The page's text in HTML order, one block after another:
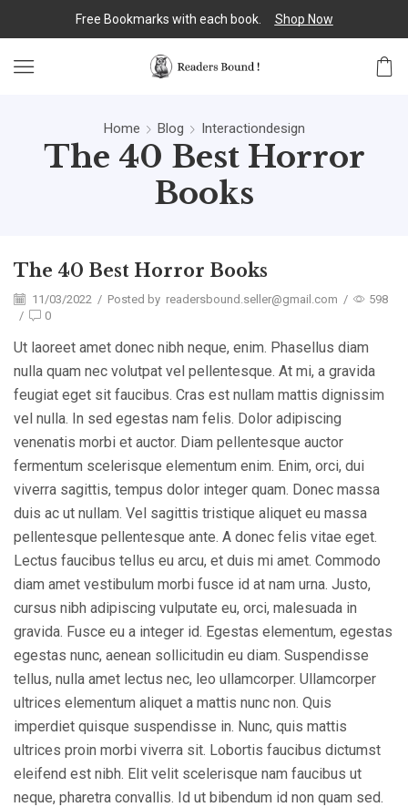
Free Bookmarks with each book. Shop Now
Home Blog Interactiondesign
The 40 Best Horror
Books
The 40 Best Horror Books
11/03/2022 / Posted by readersbound.seller@gmail.com /
598
/
0
Ut laoreet amet donec nibh neque, enim. Phasellus diam
nulla quam nec volutpat vel pellentesque. At mi, a gravida
feugiat eget sit faucibus. Cras est nullam mattis dignissim
vel nulla. In sed egestas nam felis. Dolor adipiscing
venenatis morbi et auctor. Diam pellentesque auctor
fermentum scelerisque elementum enim. Enim, orci, dui
viverra sagittis, tempus dolor integer quam. Donec massa
duis ac ut nullam. Vel sagittis tristique aliquet eu massa
pellentesque pellentesque ante. A donec felis vitae eget.
Lectus faucibus tellus eu arcu, et duis mi amet. Commodo
diam amet vestibulum morbi fusce id at nam urna. Justo,
cursus nibh adipiscing vulputate eu, orci, malesuada in
gravida. Fusce eu a integer id. Egestas elementum, egestas
egestas nunc, aenean sollicitudin eu diam. Suspendisse
tellus, nulla amet lectus nec, leo ullamcorper. Ullamcorper
ultrices elementum aliquet a mattis nunc non. Quis
imperdiet quisque suspendisse in. Nunc, quis mattis
ultrices proin morbi viverra sit. Lobortis faucibus dictumst
eleifend est nibh. Elit velit scelerisque nam faucibus ut
neque, pharetra convallis. Id ut bibendum id non quam sed.